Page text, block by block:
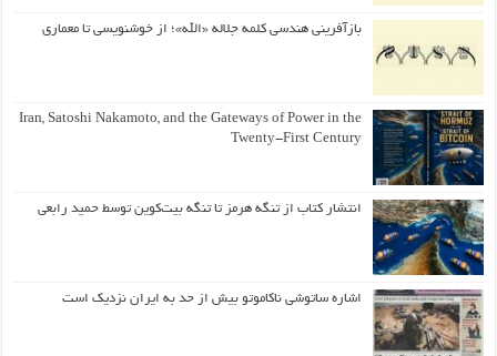
بازآفرینی هندسی کلمه جلاله «الله»؛ از خوشنویسی تا معماری
Iran, Satoshi Nakamoto, and the Gateways of Power in the
Twenty-First Century
انتشار کتاب از تنگه هرمز تا تنگه بیت‌کوین توسط حمید رابعی
اشاره ساتوشی ناکاموتو بیش از حد به ایران نزدیک است